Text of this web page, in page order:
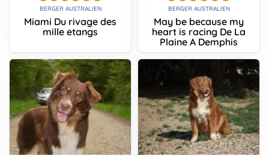
BERGER AUSTRALIEN
Miami Du rivage des
mille etangs
BERGER AUSTRALIEN
May be because my
heart is racing De La
Plaine A Demphis